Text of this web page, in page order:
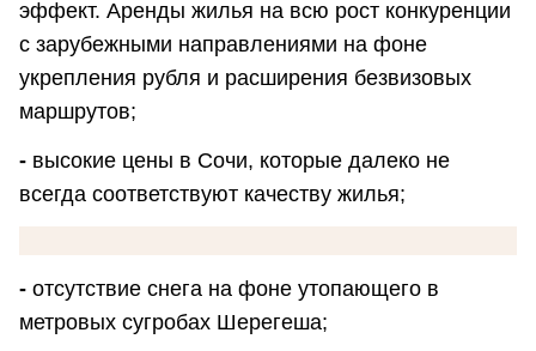
эффект. Аренды жилья на всю рост конкуренции
с зарубежными направлениями на фоне
укрепления рубля и расширения безвизовых
маршрутов;
- высокие цены в Сочи, которые далеко не
всегда соответствуют качеству жилья;
- отсутствие снега на фоне утопающего в
метровых сугробах Шерегеша;